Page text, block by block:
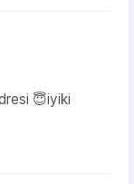
😇iyiki